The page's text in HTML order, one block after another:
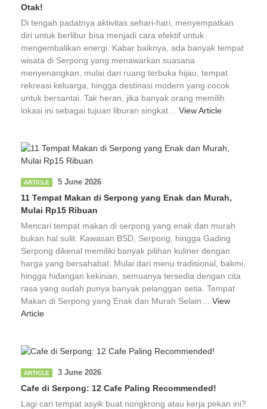
Otak!
Di tengah padatnya aktivitas sehari-hari, menyempatkan
diri untuk berlibur bisa menjadi cara efektif untuk
mengembalikan energi. Kabar baiknya, ada banyak tempat
wisata di Serpong yang menawarkan suasana
menyenangkan, mulai dari ruang terbuka hijau, tempat
rekreasi keluarga, hingga destinasi modern yang cocok
untuk bersantai. Tak heran, jika banyak orang memilih
lokasi ini sebagai tujuan liburan singkat… View Article
ARTICLE 5 June 2026
11 Tempat Makan di Serpong yang Enak dan Murah,
Mulai Rp15 Ribuan
Mencari tempat makan di serpong yang enak dan murah
bukan hal sulit. Kawasan BSD, Serpong, hingga Gading
Serpong dikenal memiliki banyak pilihan kuliner dengan
harga yang bersahabat. Mulai dari menu tradisional, bakmi,
hingga hidangan kekinian, semuanya tersedia dengan cita
rasa yang sudah punya banyak pelanggan setia. Tempat
Makan di Serpong yang Enak dan Murah Selain… View
Article
ARTICLE 3 June 2026
Cafe di Serpong: 12 Cafe Paling Recommended!
Lagi cari tempat asyik buat nongkrong atau kerja pekan ini?